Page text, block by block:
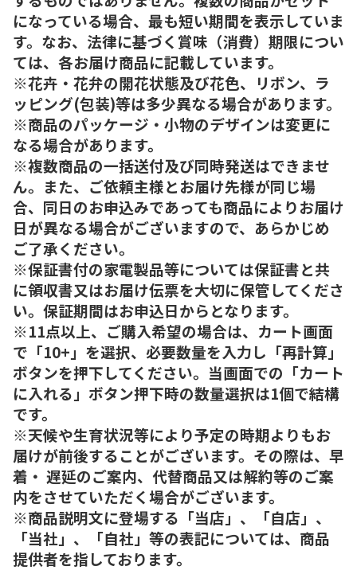
になっている場合、最も短い期間を表示していま
す。なお、法律に基づく賞味（消費）期限につい
ては、各お届け商品に記載しています。
※花卉・花弁の開花状態及び花色、リボン、ラ
ッピング(包装)等は多少異なる場合があります。
※商品のパッケージ・小物のデザインは変更に
なる場合があります。
※複数商品の一括送付及び同時発送はできませ
ん。また、ご依頼主様とお届け先様が同じ場
合、同日のお申込みであっても商品によりお届け
日が異なる場合がございますので、あらかじめ
ご了承ください。
※保証書付の家電製品等については保証書と共
に領収書又はお届け伝票を大切に保管してくださ
い。保証期間はお申込日からとなります。
※11点以上、ご購入希望の場合は、カート画面
で「10+」を選択、必要数量を入力し「再計算」
ボタンを押下してください。当画面での「カート
に入れる」ボタン押下時の数量選択は1個で結構
です。
※天候や生育状況等により予定の時期よりもお
届けが前後することがございます。その際は、早
着・ 遅延のご案内、代替商品又は解約等のご案
内をさせていただく場合がございます。
※商品説明文に登場する「当店」、「自店」、
「当社」、「自社」等の表記については、商品
提供者を指しております。